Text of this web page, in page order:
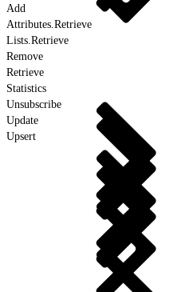
Add
Attributes.Retrieve
Lists.Retrieve
Remove
Retrieve
Statistics
Unsubscribe
Update
Upsert